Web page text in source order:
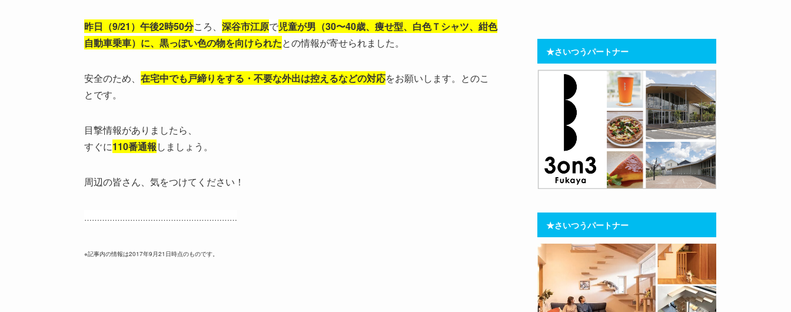
昨日（9/21）午後2時50分ころ、 深谷市江原で児童が男（30〜40歳、痩せ型、白色Ｔシャツ、紺色
自動車乗車）に、黒っぽい色の物を向けられたとの情報が寄せられました。
安全のため、 在宅中でも戸締りをする・不要な外出は控えるなどの対応をお願いします。とのこ
とです。
目撃情報がありましたら、
すぐに110番通報しましょう。
周辺の皆さん、気をつけてください！
……………………………………………………
※記事内の情報は2017年9月21日時点のものです。
★さいつうパートナー
★さいつうパートナー